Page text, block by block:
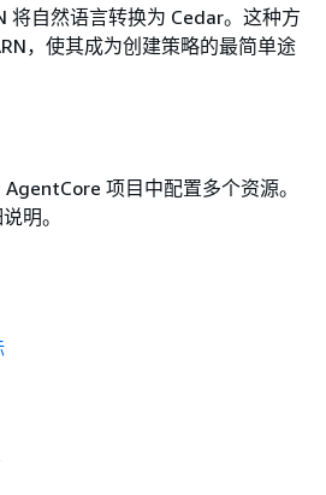
将自然语言转换为 Cedar。这种方
，使其成为创建策略的最简单途
AgentCore 项目中配置多个资源。
明。